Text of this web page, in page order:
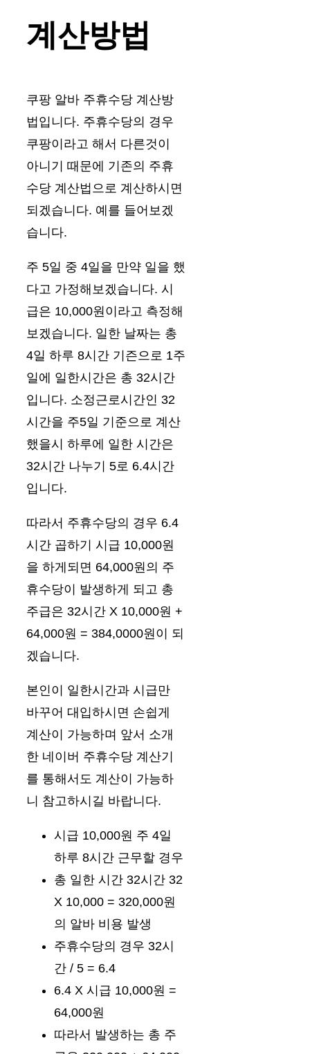
계산방법
쿠팡 알바 주휴수당 계산방
법입니다. 주휴수당의 경우
쿠팡이라고 해서 다른것이
아니기 때문에 기존의 주휴
수당 계산법으로 계산하시면
되겠습니다. 예를 들어보겠
습니다.
주 5일 중 4일을 만약 일을 했
다고 가정해보겠습니다. 시
급은 10,000원이라고 측정해
보겠습니다. 일한 날짜는 총
4일 하루 8시간 기즌으로 1주
일에 일한시간은 총 32시간
입니다. 소정근로시간인 32
시간을 주5일 기준으로 계산
했을시 하루에 일한 시간은
32시간 나누기 5로 6.4시간
입니다.
따라서 주휴수당의 경우 6.4
시간 곱하기 시급 10,000원
을 하게되면 64,000원의 주
휴수당이 발생하게 되고 총
주급은 32시간 X 10,000원 +
64,000원 = 384,0000원이 되
겠습니다.
본인이 일한시간과 시급만
바꾸어 대입하시면 손쉽게
계산이 가능하며 앞서 소개
한 네이버 주휴수당 계산기
를 통해서도 계산이 가능하
니 참고하시길 바랍니다.
시급 10,000원 주 4일
하루 8시간 근무할 경우
총 일한 시간 32시간 32
X 10,000 = 320,000원
의 알바 비용 발생
주휴수당의 경우 32시
간 / 5 = 6.4
6.4 X 시급 10,000원 =
64,000원
따라서 발생하는 총 주